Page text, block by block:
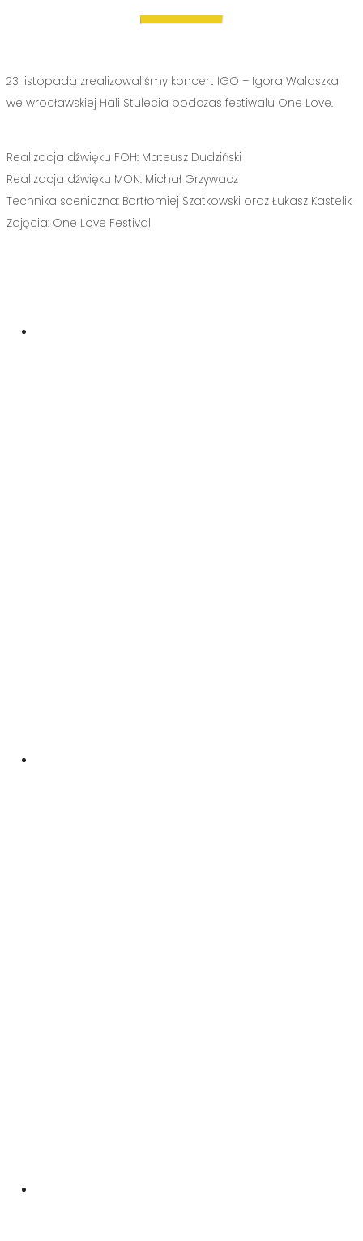
23 listopada zrealizowaliśmy koncert IGO – Igora Walaszka
we wrocławskiej Hali Stulecia podczas festiwalu One Love.
Realizacja dźwięku FOH: Mateusz Dudziński
Realizacja dźwięku MON: Michał Grzywacz
Technika sceniczna: Bartłomiej Szatkowski oraz Łukasz Kastelik
Zdjęcia: One Love Festival